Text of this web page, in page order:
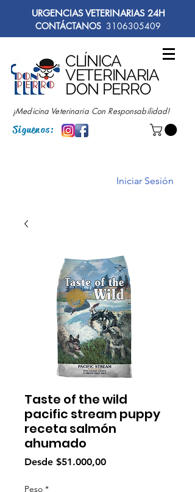
URGENCIAS VETERINARIAS 24H
CONTÁCTANOS 3106305409
CLÍNICA
VETERINARIA
DON PERRO
¡Medicina Veterinaria Con Responsabilidad!
Siguenos:
Iniciar Sesión
Taste of the wild
pacific stream puppy
receta salmón
ahumado
Desde $51.000,00Precio
Peso *